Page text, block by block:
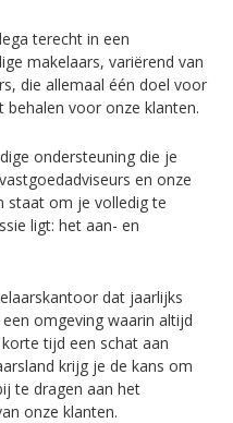
terecht in een
makelaars, variërend van
die allemaal één doel voor
voor onze klanten.
ondersteuning die je
en onze
staat om je volledig te
ligt: het aan- en
dat jaarlijks
omgeving waarin altijd
tijd een schat aan
krijg je de kans om
te dragen aan het
onze klanten.